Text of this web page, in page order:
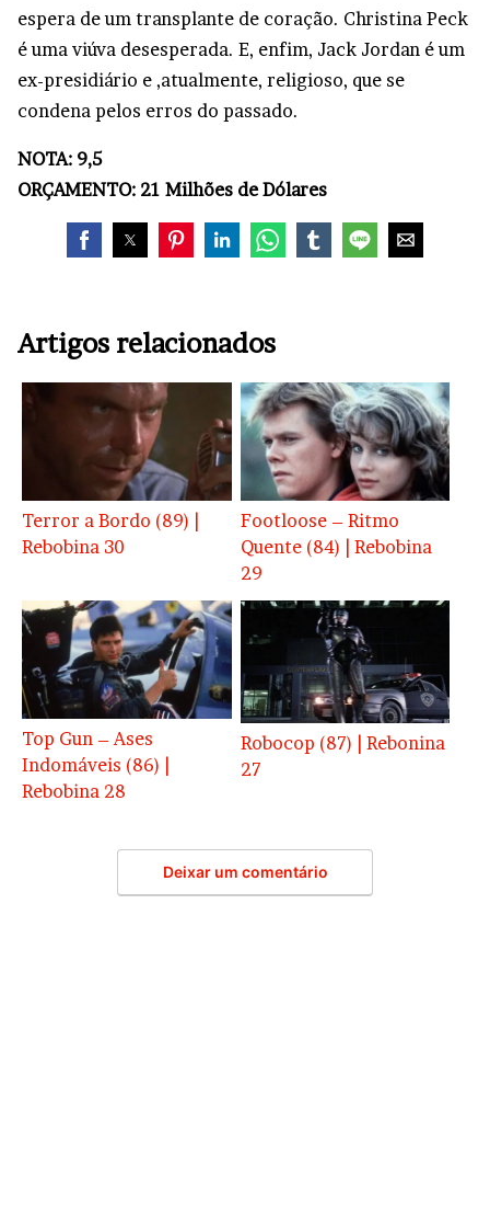
espera de um transplante de coração. Christina Peck
é uma viúva desesperada. E, enfim, Jack Jordan é um
ex-presidiário e ,atualmente, religioso, que se
condena pelos erros do passado.
NOTA: 9,5
ORÇAMENTO: 21 Milhões de Dólares
Artigos relacionados
Terror a Bordo (89) |
Rebobina 30
Footloose – Ritmo
Quente (84) | Rebobina
29
Top Gun – Ases
Indomáveis (86) |
Rebobina 28
Robocop (87) | Rebonina
27
Deixar um comentário